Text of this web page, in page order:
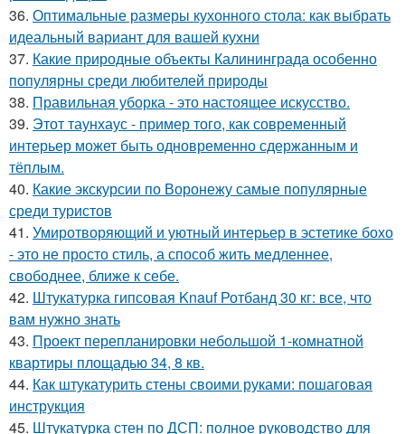
36. Оптимальные размеры кухонного стола: как выбрать
идеальный вариант для вашей кухни
37. Какие природные объекты Калининграда особенно
популярны среди любителей природы
38. Правильная уборка - это настоящее искусство.
39. Этот таунхаус - пример того, как современный
интерьер может быть одновременно сдержанным и
тёплым.
40. Какие экскурсии по Воронежу самые популярные
среди туристов
41. Умиротворяющий и уютный интерьер в эстетике бохо
- это не просто стиль, а способ жить медленнее,
свободнее, ближе к себе.
42. Штукатурка гипсовая Knauf Ротбанд 30 кг: все, что
вам нужно знать
43. Проект перепланировки небольшой 1-комнатной
квартиры площадью 34, 8 кв.
44. Как штукатурить стены своими руками: пошаговая
инструкция
45. Штукатурка стен по ДСП: полное руководство для